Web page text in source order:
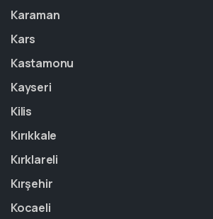
Karaman
Kars
Kastamonu
Kayseri
Kilis
Kırıkkale
Kırklareli
Kırşehir
Kocaeli